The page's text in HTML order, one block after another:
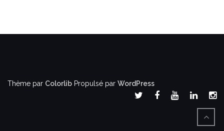
Thème par Colorlib Propulsé par WordPress